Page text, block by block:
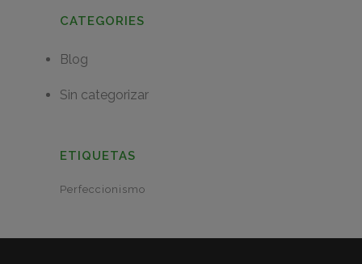
CATEGORIES
Blog
Sin categorizar
ETIQUETAS
Perfeccionismo